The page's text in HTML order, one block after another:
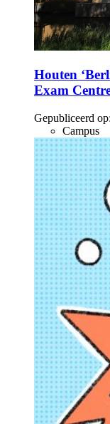
Houten
Exam
Gepubliceerd op:
Campus